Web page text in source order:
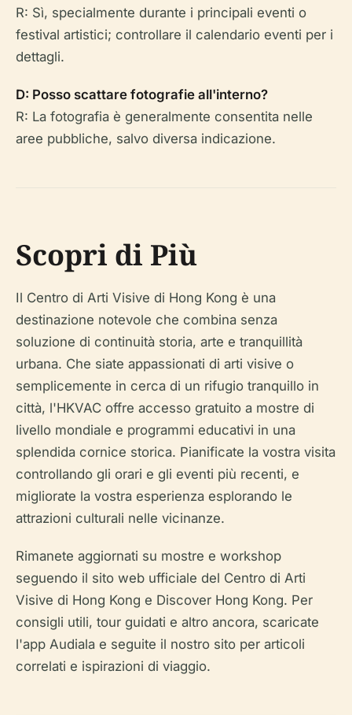
R: Sì, specialmente durante i principali eventi o
festival artistici; controllare il calendario eventi per i
dettagli.
D: Posso scattare fotografie all'interno?
R: La fotografia è generalmente consentita nelle
aree pubbliche, salvo diversa indicazione.
Scopri di Più
Il Centro di Arti Visive di Hong Kong è una
destinazione notevole che combina senza
soluzione di continuità storia, arte e tranquillità
urbana. Che siate appassionati di arti visive o
semplicemente in cerca di un rifugio tranquillo in
città, l'HKVAC offre accesso gratuito a mostre di
livello mondiale e programmi educativi in una
splendida cornice storica. Pianificate la vostra visita
controllando gli orari e gli eventi più recenti, e
migliorate la vostra esperienza esplorando le
attrazioni culturali nelle vicinanze.
Rimanete aggiornati su mostre e workshop
seguendo il sito web ufficiale del Centro di Arti
Visive di Hong Kong e Discover Hong Kong. Per
consigli utili, tour guidati e altro ancora, scaricate
l'app Audiala e seguite il nostro sito per articoli
correlati e ispirazioni di viaggio.